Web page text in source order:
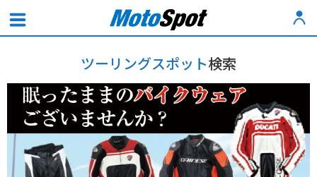
ツーリングスポット検索